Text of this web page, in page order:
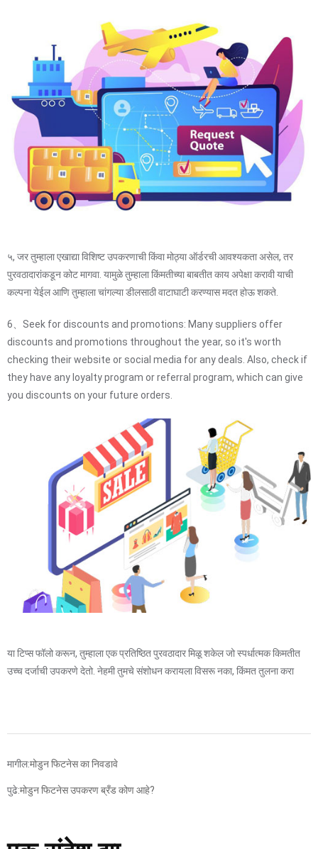
५, जर तुम्हाला एखाद्या विशिष्ट उपकरणाची किंवा मोठ्या ऑर्डरची आवश्यकता असेल, तर
पुरवठादारांकडून कोट मागवा. यामुळे तुम्हाला किंमतीच्या बाबतीत काय अपेक्षा करावी याची
कल्पना येईल आणि तुम्हाला चांगल्या डीलसाठी वाटाघाटी करण्यास मदत होऊ शकते.
6、Seek for discounts and promotions: Many suppliers offer
discounts and promotions throughout the year, so it's worth
checking their website or social media for any deals. Also, check if
they have any loyalty program or referral program, which can give
you discounts on your future orders.
या टिप्स फॉलो करून, तुम्हाला एक प्रतिष्ठित पुरवठादार मिळू शकेल जो स्पर्धात्मक किमतीत
उच्च दर्जाची उपकरणे देतो. नेहमी तुमचे संशोधन करायला विसरू नका, किंमत तुलना करा
मागील:मोडुन फिटनेस का निवडावे
पुढे:मोडुन फिटनेस उपकरण ब्रँड कोण आहे?